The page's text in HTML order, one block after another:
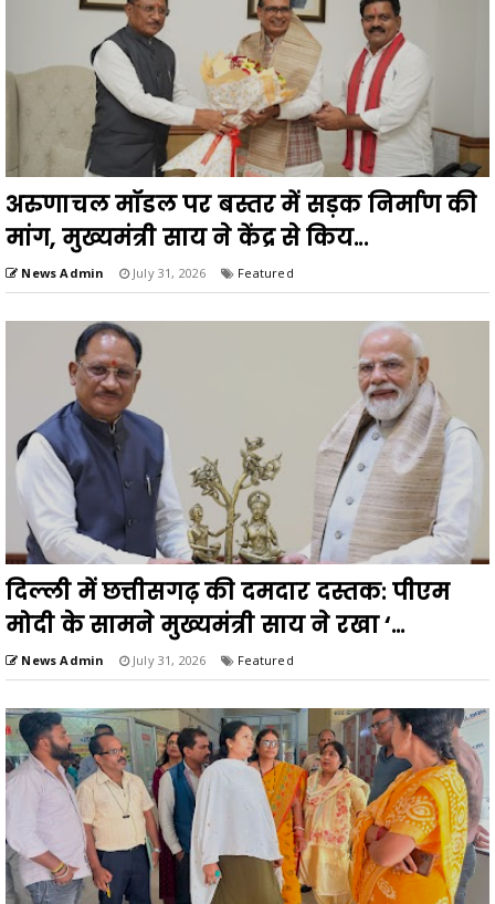
अरुणाचल मॉडल पर बस्तर में सड़क निर्माण की
मांग, मुख्यमंत्री साय ने केंद्र से किय...
News Admin July 31, 2026 Featured
दिल्ली में छत्तीसगढ़ की दमदार दस्तक: पीएम
मोदी के सामने मुख्यमंत्री साय ने रखा ‘...
News Admin July 31, 2026 Featured